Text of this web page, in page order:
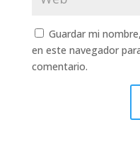
Guardar mi
en este navegador
comentario.